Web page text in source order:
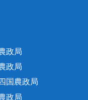
政局
政局
国農政局
政局